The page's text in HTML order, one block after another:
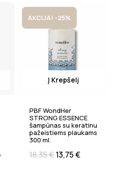
AKCIJA! -25%
Į Krepšelį
PBF WondHer
STRONG ESSENCE
šampūnas su keratinu
pažeistiems plaukams
300 ml.
18,35€13,75€